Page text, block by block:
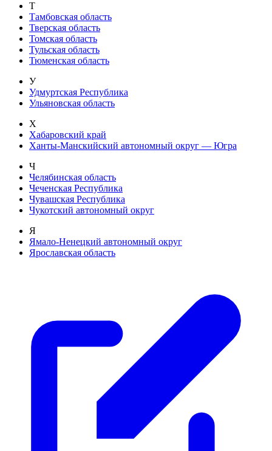
Т
Тамбовская область
Тверская область
Томская область
Тульская область
Тюменская область
У
Удмуртская Республика
Ульяновская область
Х
Хабаровский край
Ханты-Манскийский автономный округ — Югра
Ч
Челябинская область
Чеченская Республика
Чувашская Республика
Чукотский автономный округ
Я
Ямало-Ненецкий автономный округ
Ярославская область